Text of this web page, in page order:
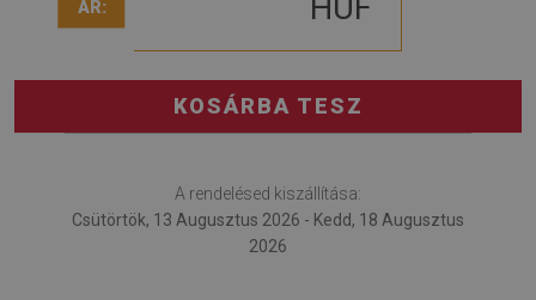
ÁR: HUF
KOSÁRBA TESZ
A rendelésed kiszállítása:
Csütörtök, 13 Augusztus 2026 - Kedd, 18 Augusztus
2026